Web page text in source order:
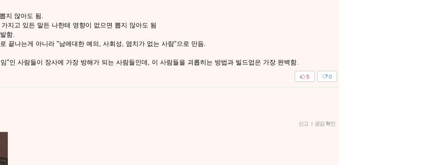
지 않아도 됨.
지고 있든 말든 나한테 영향이 없으면 뽑지 않아도 됨
함.
끝나는게 아니라 "남에대한 예의, 사회성, 염치가 없는 사람"으로 만듬.
"인 사람들이 장사에 가장 방해가 되는 사람들인데, 이 사람들을 괴롭히는 방법과 빌드업은 가장 완벽함.
0
5
신고 | 공감 확인